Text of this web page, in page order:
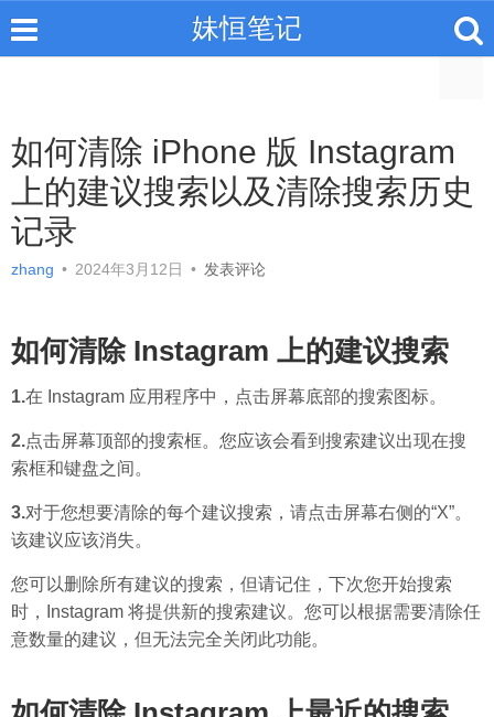
妹恒笔记
如何清除 iPhone 版 Instagram
上的建议搜索以及清除搜索历史
记录
zhang • 2024年3月12日 • 发表评论
如何清除 Instagram 上的建议搜索
1.在 Instagram 应用程序中，点击屏幕底部的搜索图标。
2.点击屏幕顶部的搜索框。您应该会看到搜索建议出现在搜
索框和键盘之间。
3.对于您想要清除的每个建议搜索，请点击屏幕右侧的“X”。
该建议应该消失。
您可以删除所有建议的搜索，但请记住，下次您开始搜索
时，Instagram 将提供新的搜索建议。您可以根据需要清除任
意数量的建议，但无法完全关闭此功能。